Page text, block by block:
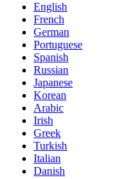
English
French
German
Portuguese
Spanish
Russian
Japanese
Korean
Arabic
Irish
Greek
Turkish
Italian
Danish